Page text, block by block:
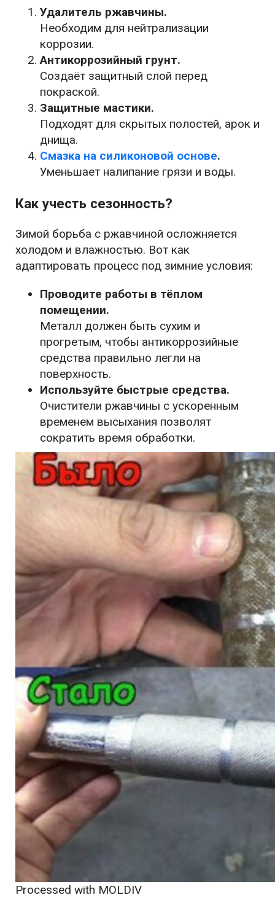
Удалитель ржавчины.
Необходим для нейтрализации
коррозии.
Антикоррозийный грунт.
Создаёт защитный слой перед
покраской.
Защитные мастики.
Подходят для скрытых полостей, арок и
днища.
Смазка на силиконовой основе.
Уменьшает налипание грязи и воды.
Как учесть сезонность?
Зимой борьба с ржавчиной осложняется
холодом и влажностью. Вот как
адаптировать процесс под зимние условия:
Проводите работы в тёплом
помещении.
Металл должен быть сухим и
прогретым, чтобы антикоррозийные
средства правильно легли на
поверхность.
Используйте быстрые средства.
Очистители ржавчины с ускоренным
временем высыхания позволят
сократить время обработки.
Processed with MOLDIV